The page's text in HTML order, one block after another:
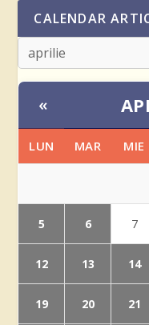
CALENDAR
«
LUN MAR MIE
5 6 7
12 13 14
19 20 21